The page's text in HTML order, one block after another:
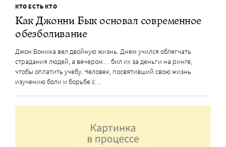
КТО ЕСТЬ КТО
Как Джонни Бык основал современное
обезболивание
Джон Боника вел двойную жизнь. Днем учился облегчать
страдания людей, а вечером… бил их за деньги на ринге,
чтобы оплатить учебу. Человек, посвятивший свою жизнь
изучению боли и борьбе с…